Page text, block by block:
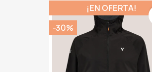
¡EN OFERTA!
-30%